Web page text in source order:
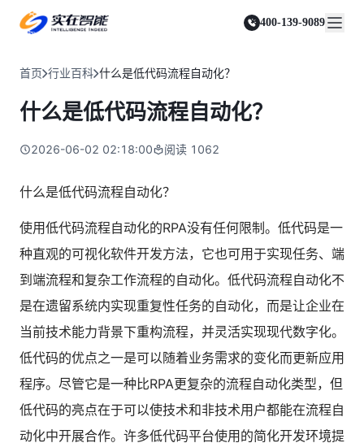
400-139-9089
人人都会用的智能体
智能文档审阅平台
实在 RPA 机器人
可靠的机器人终端
实在 RPA 控制器
全面支持国产信创生态
一键提数整合，洞察更高效
通信运营商
零售电商
政府及公共服务
能源及制造业
更多行业客户
金融
运营商
统计税务 | 行政审批 | 基层减负 | 优化营商
烟草
资质审核 | 合同审核 | 一项一卷 | 智慧人力
订单生成 | 库存管控 | 物流监控 | 风险监测
司法
智能辅办 | 要素提取 | 自动立案 | 流程智动
人才数字化
人才培养 | 智能教具 | 智能实训 | 课程共创
财务
智能票据 | 自动报税 | 自动存单 | 智能审计
资源与支持
实在学院
智能体市场
合作伙伴
客户支持
关于实在
媒体报道
视频动态
加入我们
首页 行业百科 什么是低代码流程自动化？
什么是低代码流程自动化？
2026-06-02 02:18:00 阅读 1062
什么是低代码流程自动化？
使用低代码流程自动化的RPA没有任何限制。低代码是一
种直观的可视化软件开发方法，它也可用于实现任务、端
到端流程和复杂工作流程的自动化。低代码流程自动化不
是在遗留系统内实现重复性任务的自动化，而是让企业在
当前技术能力背景下重构流程，并灵活实现现代数字化。
低代码的优点之一是可以随着业务需求的变化而更新应用
程序。尽管它是一种比RPA更复杂的流程自动化类型，但
低代码的亮点在于可以使技术和非技术用户都能在流程自
动化中开展合作。许多低代码平台使用的简化开发环境提